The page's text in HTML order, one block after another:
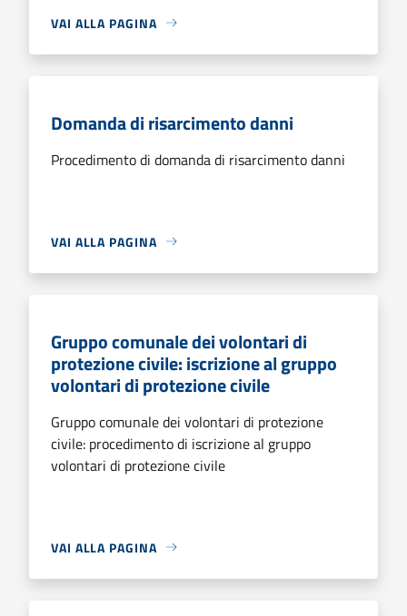
VAI ALLA PAGINA
Domanda di risarcimento danni
Procedimento di domanda di risarcimento danni
VAI ALLA PAGINA
Gruppo comunale dei volontari di
protezione civile: iscrizione al gruppo
volontari di protezione civile
Gruppo comunale dei volontari di protezione
civile: procedimento di iscrizione al gruppo
volontari di protezione civile
VAI ALLA PAGINA